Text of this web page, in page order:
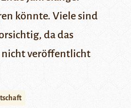
könnte. Viele sind
da das
nicht veröffentlicht